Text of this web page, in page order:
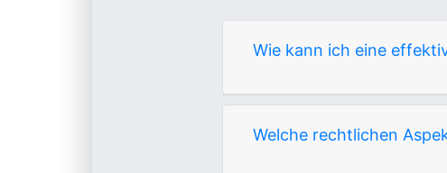
Wie kann ich eine
Welche rechtlichen